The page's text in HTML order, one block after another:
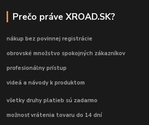
Prečo práve XROAD.SK?
nákup bez povinnej registrácie
obrovské množstvo spokojných zákazníkov
profesionálny prístup
videá a návody k produktom
všetky druhy platieb sú zadarmo
možnosť vrátenia tovaru do 14 dní